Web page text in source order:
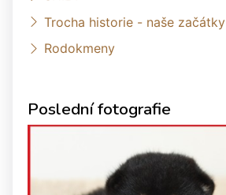
Trocha historie - naše začátky
Rodokmeny
Poslední fotografie